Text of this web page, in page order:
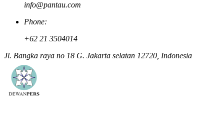
info@pantau.com
Phone:
+62 21 3504014
Jl. Bangka raya no 18 G. Jakarta selatan 12720, Indonesia